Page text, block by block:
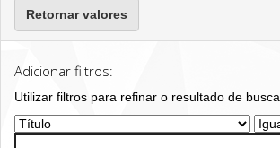
Retornar valores
Adicionar filtros:
Utilizar filtros para refinar o resultado de busca.